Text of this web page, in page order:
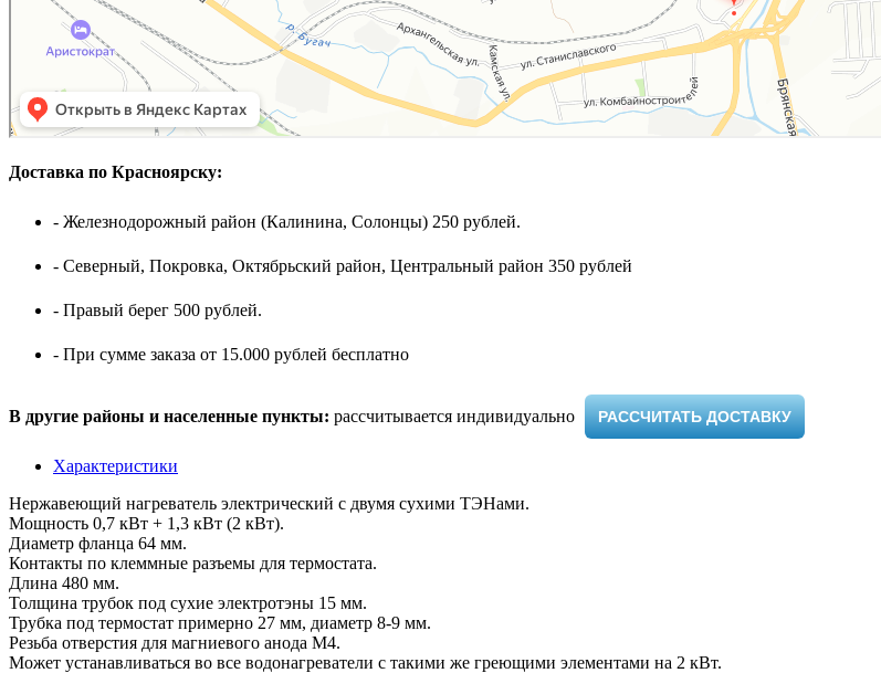
Доставка по Красноярску:
- Железнодорожный район (Калинина, Солонцы) 250 рублей.
- Северный, Покровка, Октябрьский район, Центральный район 350 рублей
- Правый берег 500 рублей.
- При сумме заказа от 15.000 рублей бесплатно
В другие районы и населенные пункты: рассчитывается индивидуально ​ РАССЧИТАТЬ ДОСТАВКУ
Характеристики
Нержавеющий нагреватель электрический с двумя сухими ТЭНами.
Мощность 0,7 кВт + 1,3 кВт (2 кВт).
Диаметр фланца 64 мм.
Контакты по клеммные разъемы для термостата.
Длина 480 мм.
Толщина трубок под сухие электротэны 15 мм.
Трубка под термостат примерно 27 мм, диаметр 8-9 мм.
Резьба отверстия для магниевого анода М4.
Может устанавливаться во все водонагреватели с такими же греющими элементами на 2 кВт.